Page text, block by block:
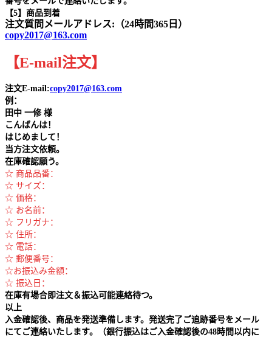
【5】商品到着
注文質問メールアドレス:（24時間365日）
copy2017@163.com
【E-mail注文】
注文E-mail:copy2017@163.com
例：
田中 一修 様
こんばんは！
はじめまして！
当方注文依頼。
在庫確認願う。
☆ 商品品番：
☆ サイズ：
☆ 価格：
☆ お名前：
☆ フリガナ：
☆ 住所：
☆ 電話：
☆ 郵便番号：
☆お振込み金額：
☆ 振込日：
在庫有場合即注文＆振込可能連絡待つ。
以上
入金確認後、商品を発送準備します。発送完了ご追跡番号をメール
にてご連絡いたします。（銀行振込はご入金確認後の48時間以内に